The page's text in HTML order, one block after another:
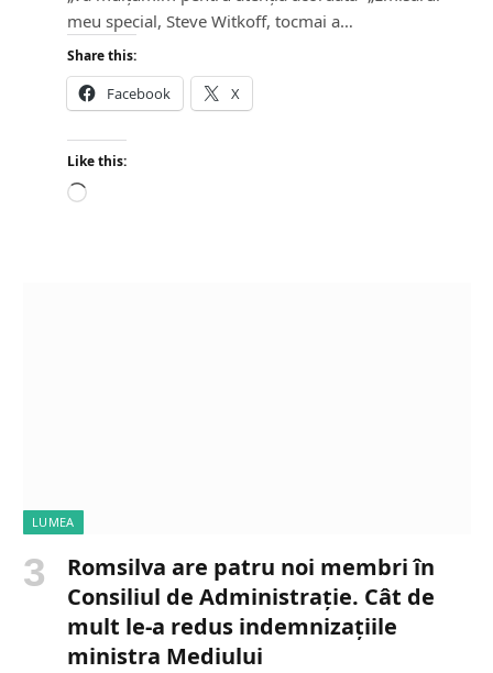
meu special, Steve Witkoff, tocmai a…
Share this:
Facebook X
Like this:
L
LUMEA
Romsilva are patru noi membri în
Consiliul de Administrație. Cât de
mult le-a redus indemnizațiile
ministra Mediului